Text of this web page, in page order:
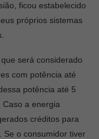
ficou estabelecido
próprios sistemas
será considerado
com potência até
potência até 5
Caso a energia
créditos para
Se o consumidor tiver